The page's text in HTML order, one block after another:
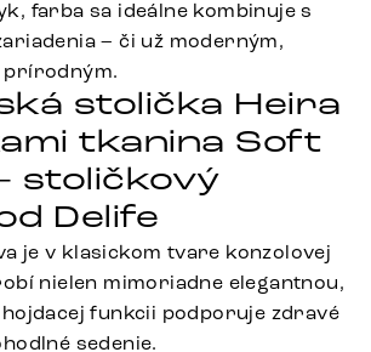
farba sa ideálne kombinuje s
– či už moderným,
prírodným.
stolička Heira
tkanina Soft
stoličkový
Delife
je v klasickom tvare konzolovej
nielen mimoriadne elegantnou,
funkcii podporuje zdravé
sedenie.